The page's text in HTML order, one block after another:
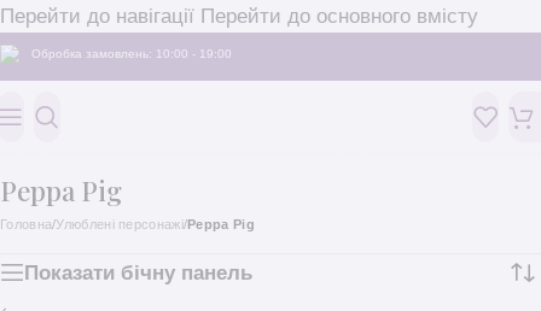
Перейти до навігації Перейти до основного вмісту
Обробка замовлень: 10:00 - 19:00
Peppa Pig
Головна/Улюблені персонажі/Peppa Pig
Показати бічну панель